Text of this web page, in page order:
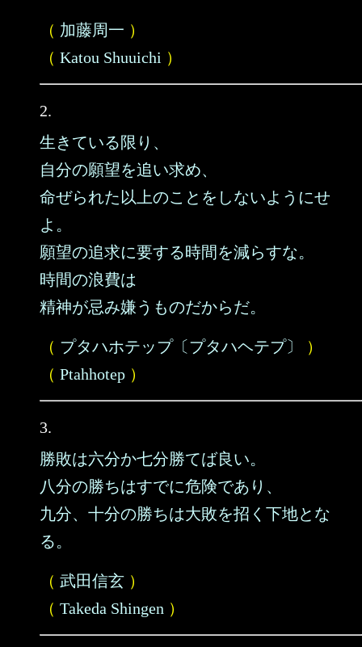
（ 加藤周一 ）
（ Katou Shuuichi ）
2.
生きている限り、
自分の願望を追い求め、
命ぜられた以上のことをしないようにせ
よ。
願望の追求に要する時間を減らすな。
時間の浪費は
精神が忌み嫌うものだからだ。
（ プタハホテップ〔プタハヘテプ〕
）
（ Ptahhotep ）
3.
勝敗は六分か七分勝てば良い。
八分の勝ちはすでに危険であり、
九分、十分の勝ちは大敗を招く下地とな
る。
（ 武田信玄 ）
（ Takeda Shingen ）